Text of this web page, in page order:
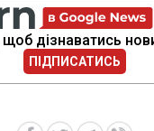
щоб дізнаватись
ПІДПИСАТИСЬ